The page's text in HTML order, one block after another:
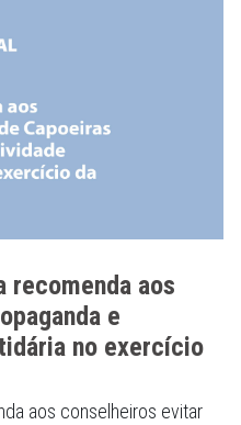
recomenda aos
e
no exercício
aos conselheiros evitar